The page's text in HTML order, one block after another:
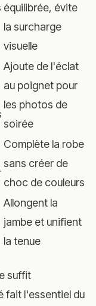
équilibrée, évite
la surcharge
visuelle
Ajoute de l'éclat
au poignet pour
les photos de
soirée
Complète la robe
sans créer de
choc de couleurs
Allongent la
jambe et unifient
la tenue
suffit
fait l'essentiel du